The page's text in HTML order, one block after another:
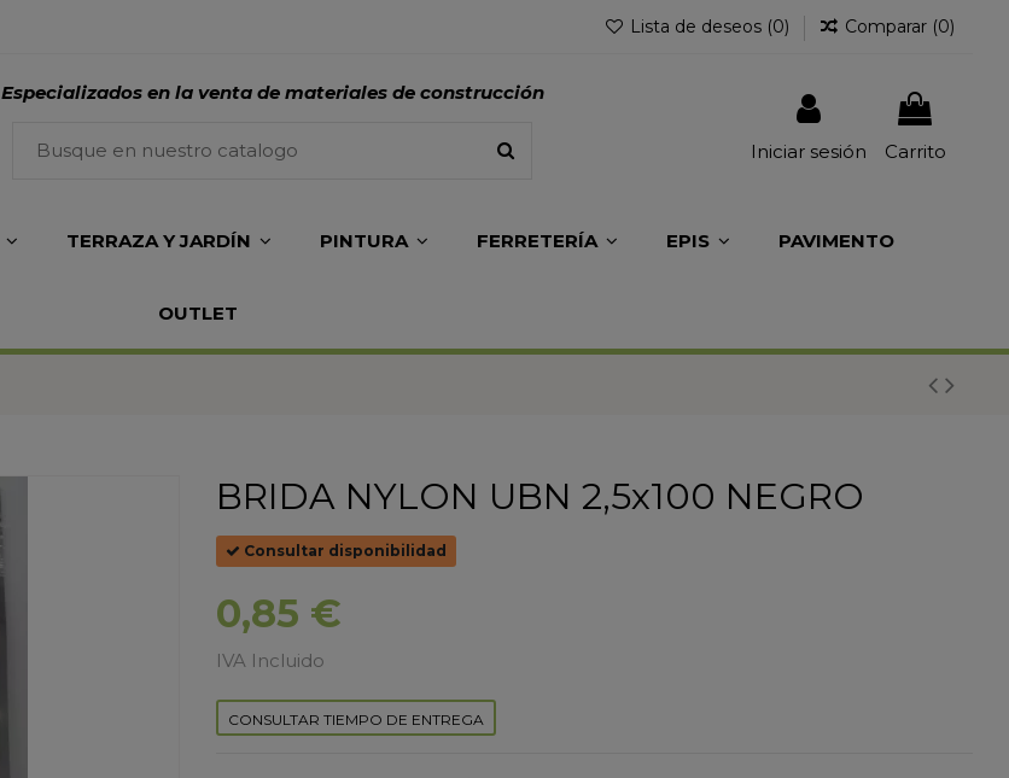
Lista de deseos (0) Comparar (0)
Especializados en la venta de materiales de construcción
Iniciar sesión Carrito
TERRAZA Y JARDÍN PINTURA FERRETERÍA EPIS PAVIMENTO
OUTLET
BRIDA NYLON UBN 2,5x100 NEGRO
Consultar disponibilidad
0,85 €
IVA Incluido
CONSULTAR TIEMPO DE ENTREGA